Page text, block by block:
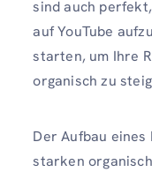
sind auch
auf YouTube
starten, um Ihre
organisch zu
Der Aufbau eines
starken